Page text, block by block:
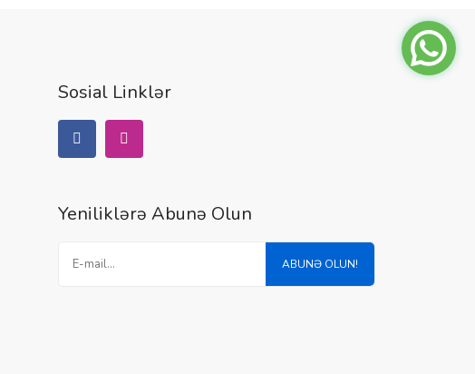
Sosial Linklər
Yeniliklərə Abunə Olun
ABUNƏ OLUN!